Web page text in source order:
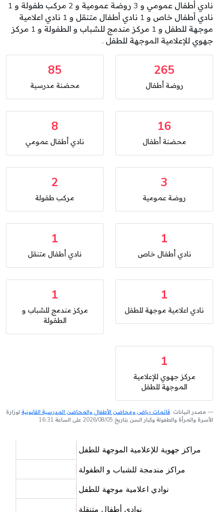
نادي أطفال عمومي و 3 روضة عمومية و 2 مركب طفولة و 1
نادي أطفال خاص و 1 نادي أطفال متنقل و 1 نادي اعلامية
موجهة للطفل و 1 مركز مندمج للشباب و الطفولة و 1 مركز
جهوي للإعلامية الموجهة للطفل .
265
روضة أطفال
85
محضنة مدرسية
16
محضنة أطفال
8
نادي أطفال عمومي
3
روضة عمومية
2
مركب طفولة
1
نادي أطفال خاص
1
نادي أطفال متنقل
1
نادي اعلامية موجهة للطفل
1
مركز مندمج للشباب و
الطفولة
1
مركز جهوي للإعلامية
الموجهة للطفل
مصدر البيانات: قائمات رياض ومحاضن الأطفال والمحاضن المدرسية القانونية لوزارة
الأسرة والمرأة والطفولة وكبار السن بتاريخ 2026/08/05 على الساعة 16:31